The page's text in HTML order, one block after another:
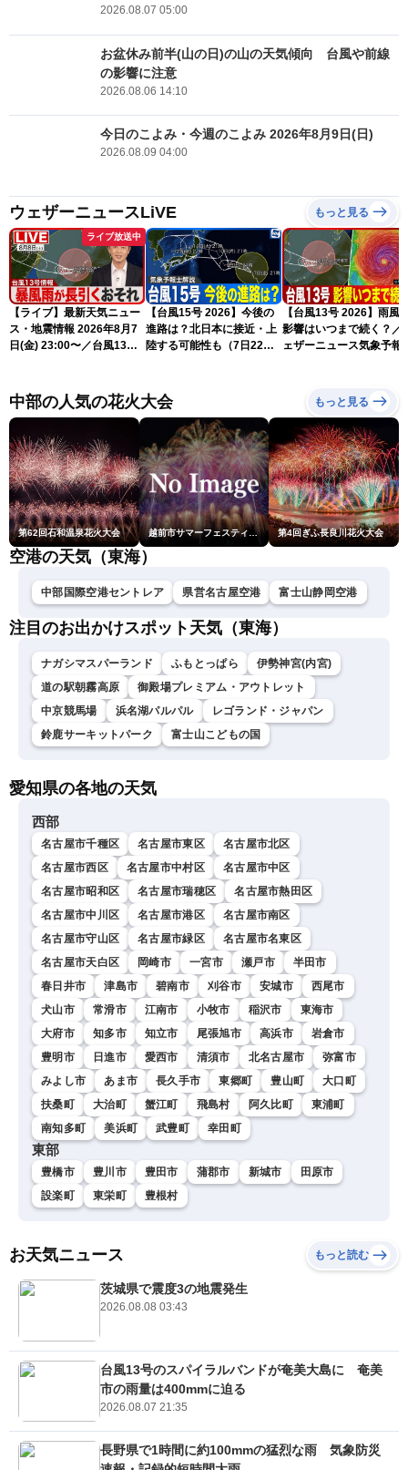
2026.08.07 05:00
お盆休み前半(山の日)の山の天気傾向 台風や前線
の影響に注意
2026.08.06 14:10
今日のこよみ・今週のこよみ 2026年8月9日(日)
2026.08.09 04:00
ウェザーニュースLiVE もっと見る
ライブ放送中
【ライブ】最新天気ニュー
ス・地震情報 2026年8月7
日(金) 23:00〜／台風13号
【台風15号 2026】今後の
進路は？北日本に接近・上
陸する可能性も（7日22時
【台風13号 2026】雨風
影響はいつまで続く？／
ェザーニュース気象予報
中部の人気の花火大会 もっと見る
第62回石和温泉花火大会 越前市サマーフェスティバル花火大会 第4回ぎふ長良川花火大会
空港の天気（東海）
中部国際空港セントレア 県営名古屋空港 富士山静岡空港
注目のお出かけスポット天気（東海）
ナガシマスパーランド ふもとっぱら
伊勢神宮(内宮)
道の駅朝霧高原
御殿場プレミアム・アウトレット
中京競馬場
浜名湖パルパル
レゴランド・ジャパン
鈴鹿サーキットパーク
富士山こどもの国
愛知県の各地の天気
西部
名古屋市千種区 名古屋市東区
名古屋市北区
名古屋市西区
名古屋市中村区
名古屋市中区
名古屋市昭和区
名古屋市瑞穂区
名古屋市熱田区
名古屋市中川区
名古屋市港区
名古屋市南区
名古屋市守山区
名古屋市緑区
名古屋市名東区
名古屋市天白区
岡崎市 一宮市 瀬戸市
半田市
春日井市
津島市 碧南市 刈谷市 安城市
西尾市
犬山市
常滑市 江南市 小牧市 稲沢市
東海市
大府市
知多市 知立市 尾張旭市 高浜市
岩倉市
豊明市
日進市 愛西市 清須市 北名古屋市
弥富市
みよし市
あま市 長久手市 東郷町 豊山町
大口町
扶桑町
大治町 蟹江町 飛島村 阿久比町
東浦町
南知多町
美浜町 武豊町 幸田町
東部
豊橋市 豊川市 豊田市 蒲郡市 新城市
田原市
設楽町
東栄町 豊根村
お天気ニュース もっと読む
茨城県で震度3の地震発生
2026.08.08 03:43
台風13号のスパイラルバンドが奄美大島に 奄美
市の雨量は400mmに迫る
2026.08.07 21:35
長野県で1時間に約100mmの猛烈な雨 気象防災